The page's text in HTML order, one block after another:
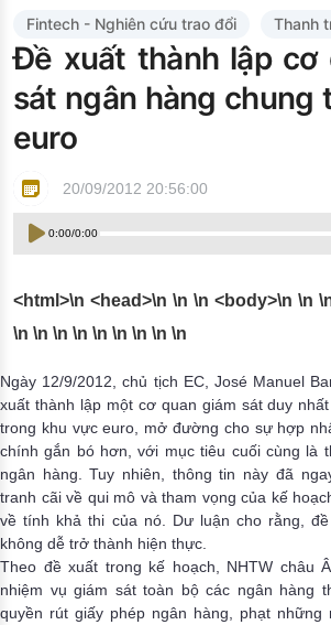
Đào tạo ISO
Fintech - Nghiên cứu trao đổi Thanh
Đề xuất thành lập cơ
sát ngân hàng chung
euro
20/09/2012 20:56:00
0:00/0:00
<html>\n <head>\n \n \n <body>\n \n
\n \n \n \n \n \n \n \n \n
Ngày 12/9/2012, chủ tịch EC, José Manuel
xuất thành lập một cơ quan giám sát duy
trong khu vực euro, mở đường cho sự hợp
chính gắn bó hơn, với mục tiêu cuối cùng là
ngân hàng. Tuy nhiên, thông tin này đã
tranh cãi về qui mô và tham vọng của kế
về tính khả thi của nó. Dư luận cho rằng,
không dễ trở thành hiện thực.
Theo đề xuất trong kế hoạch, NHTW châu
nhiệm vụ giám sát toàn bộ các ngân hàng
quyền rút giấy phép ngân hàng, phạt những